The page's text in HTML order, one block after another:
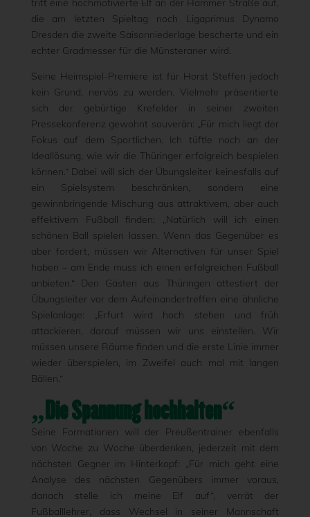
tritt eine hochmotivierte Elf an der Hammer Straße auf,
die am letzten Spieltag noch Ligaprimus Dynamo
Dresden die zweite Saisonniederlage bescherte und ein
echter Gradmesser für die Münsteraner wird.
Seine Heimspiel-Premiere ist für Horst Steffen jedoch
kein Grund, nervös zu werden. Vielmehr präsentierte
sich der gebürtige Krefelder in seiner zweiten
Pressekonferenz gewohnt souverän: „Für mich liegt der
Fokus auf dem Sportlichen. Ich tüftle noch an der
Ideallösung, wie wir die Thüringer erfolgreich bespielen
können.“ Dabei will sich der Übungsleiter keinesfalls auf
ein Spielsystem beschränken, sondern eine
gewinnbringende Mischung aus attraktivem, aber auch
effektivem Fußball finden: „Natürlich will ich einen
schönen Ball spielen lassen. Wenn das Gegenüber es
aber fordert, müssen wir Alternativen für unser Spiel
haben – am Ende muss ich einen erfolgreichen Fußball
anbieten.“ Den Gästen aus Thüringen attestiert der
Übungsleiter vor dem Aufeinandertreffen eine ähnliche
Spielanlage: „Erfurt wird hoch stehen und früh
attackieren, darauf müssen wir uns einstellen. Wir
müssen unsere Räume finden und die erste Linie immer
wieder überspielen, im Zweifel auch mal mit langen
Bällen.“
„Die Spannung hochhalten“
Seine Formationen will der Preußentrainer ebenfalls
von Woche zu Woche überdenken, jederzeit mit dem
nächsten Gegner im Hinterkopf: „Für mich geht eine
Analyse des nächsten Gegenübers immer voraus,
danach stelle ich meine Elf auf“, verrät der
Fußballlehrer, dass Wechsel in seiner Mannschaft